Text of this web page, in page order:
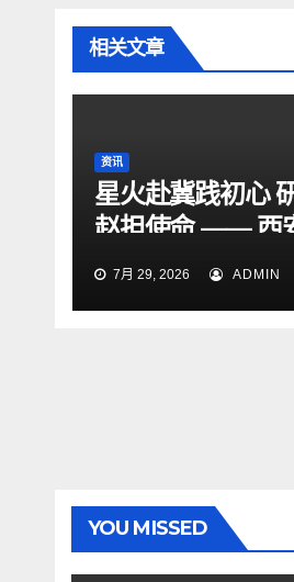
相关文章
资讯
星火赴冀践初心
赵担使命 —— 西
程大学“星火研途”
7月 29, 2026 ADMIN
YOU MISSED